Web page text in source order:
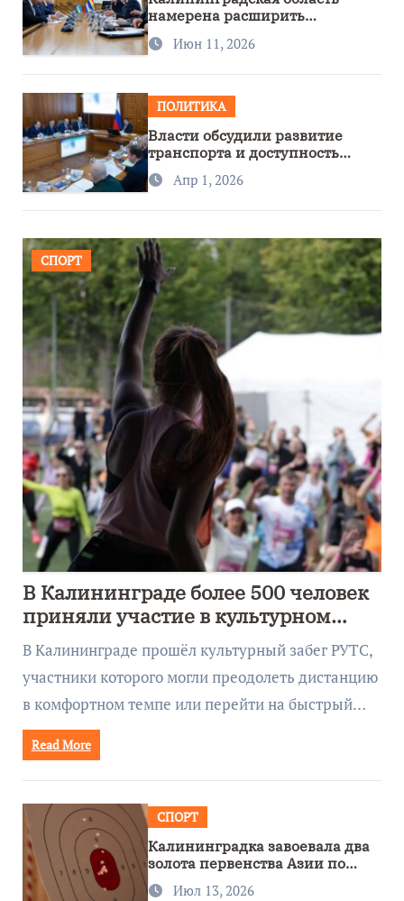
намерена расширить
сотрудничество с Узбекистаном
Июн 11, 2026
ПОЛИТИКА
Власти обсудили развитие
транспорта и доступность
региона
Апр 1, 2026
СПОРТ
В Калининграде более 500 человек
приняли участие в культурном
забеге
В Калининграде прошёл культурный забег РУТС,
участники которого могли преодолеть дистанцию
в комфортном темпе или перейти на быстрый…
Read More
СПОРТ
Калининградка завоевала два
золота первенства Азии по
метанию ножа
Июл 13, 2026